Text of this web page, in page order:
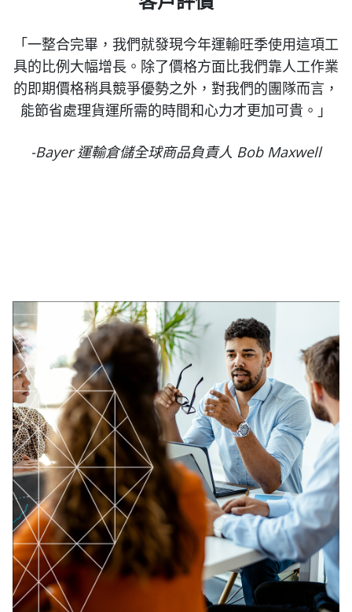
「一整合完畢，我們就發現今年運輸旺季使用這項工
具的比例大幅增長。除了價格方面比我們靠人工作業
的即期價格稍具競爭優勢之外，對我們的團隊而言，
能節省處理貨運所需的時間和心力才更加可貴。」
-Bayer 運輸倉儲全球商品負責人 Bob Maxwell